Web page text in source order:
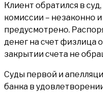
Клиент обратился в
комиссии – незаконно
предусмотрено.
денег на счет физлица
закрытии счета не
Суды первой и
банка в